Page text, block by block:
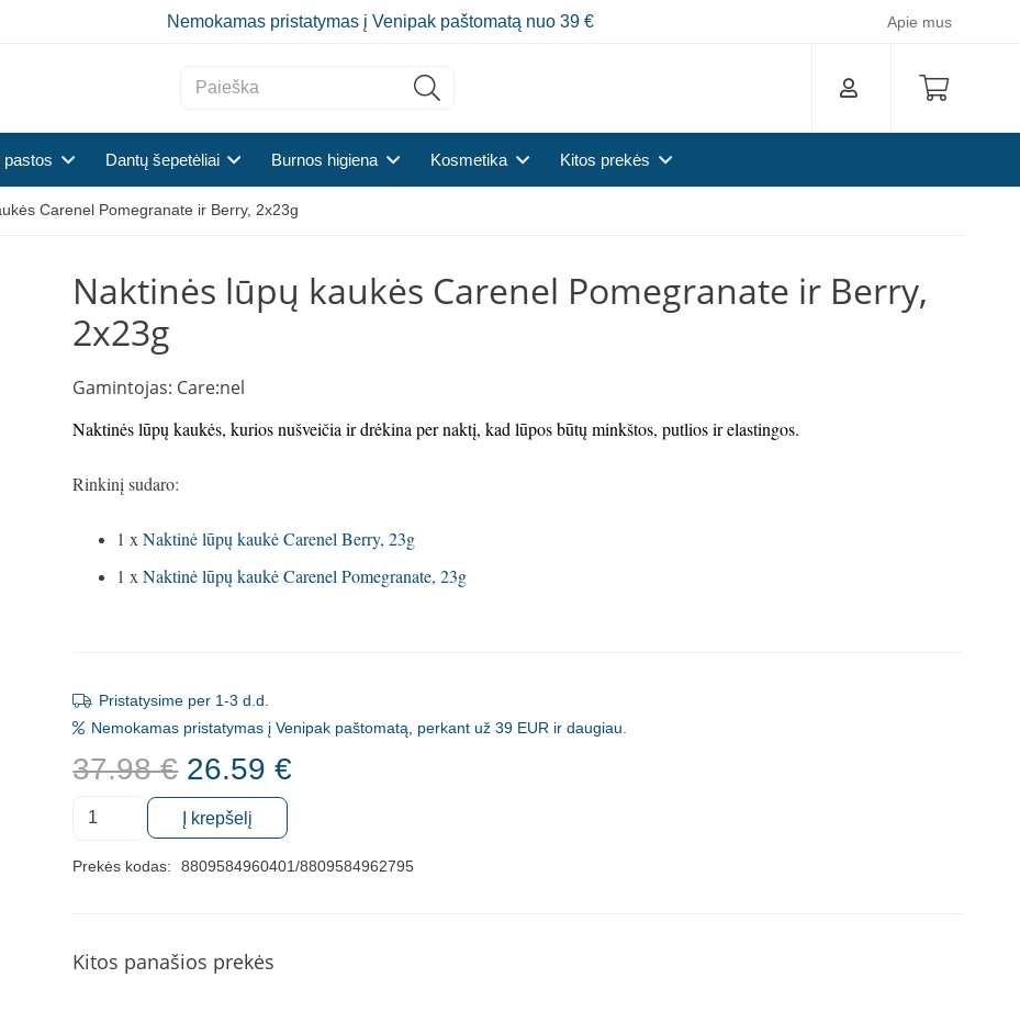
Nemokamas pristatymas į Venipak paštomatą nuo 39 € Apie mus
pastos Dantų šepetėliai Burnos higiena Kosmetika Kitos prekės
Carenel Pomegranate ir Berry, 2x23g
Naktinės lūpų kaukės Carenel Pomegranate ir Berry,
2x23g
Gamintojas: Care:nel
Naktinės lūpų kaukės, kurios nušveičia ir drėkina per naktį, kad lūpos būtų minkštos, putlios ir elastingos.
Rinkinį sudaro:
1 xNaktinė lūpų kaukė Carenel Berry, 23g
1 xNaktinė lūpų kaukė Carenel Pomegranate, 23g
Pristatysime per 1-3 d.d.
Nemokamas pristatymas į Venipak paštomatą, perkant už 39 EUR ir daugiau.
37.98€ Original
price
was:
37.98 €.
26.59€
produkto
Naktinės
Pomegranate
Į krepšelį
Prekės kodas: 8809584960401/8809584962795
Kitos panašios prekės